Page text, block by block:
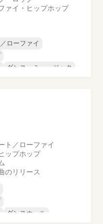
ァイ・ヒップホップ
ローファイ
ダンス・ミュージック
ト／ローファイ
ップホップ
のリリース
ダンスホール